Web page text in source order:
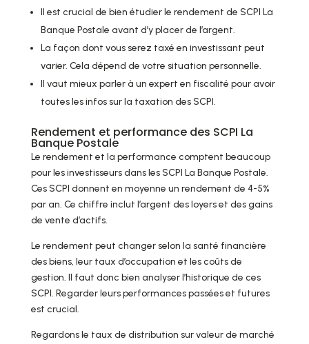
Il est crucial de bien étudier le rendement de SCPI La
Banque Postale avant d’y placer de l’argent.
La façon dont vous serez taxé en investissant peut
varier. Cela dépend de votre situation personnelle.
Il vaut mieux parler à un expert en fiscalité pour avoir
toutes les infos sur la taxation des SCPI.
Rendement et performance des SCPI La
Banque Postale
Le rendement et la performance comptent beaucoup
pour les investisseurs dans les SCPI La Banque Postale.
Ces SCPI donnent en moyenne un rendement de 4-5%
par an. Ce chiffre inclut l’argent des loyers et des gains
de vente d’actifs.
Le rendement peut changer selon la santé financière
des biens, leur taux d’occupation et les coûts de
gestion. Il faut donc bien analyser l’historique de ces
SCPI. Regarder leurs performances passées et futures
est crucial.
Regardons le taux de distribution sur valeur de marché